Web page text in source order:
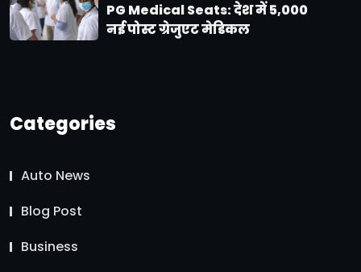
PG Medical Seats: देश में 5,000
नई पोस्ट ग्रेजुएट मेडिकल
Categories
Auto News
Blog Post
Business